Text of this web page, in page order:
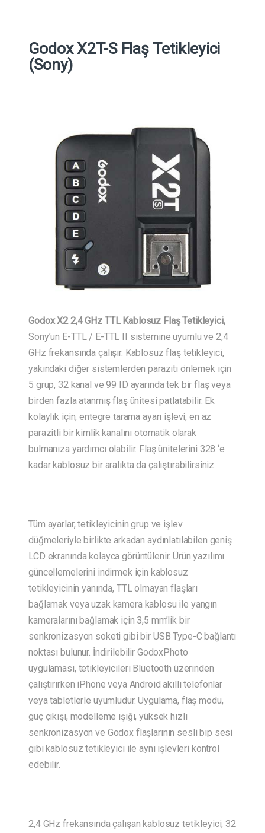
Godox X2T-S Flaş Tetikleyici
(Sony)
Godox X2 2,4 GHz TTL Kablosuz Flaş Tetikleyici,
Sony’un E-TTL / E-TTL II sistemine uyumlu ve 2,4
GHz frekansında çalışır. Kablosuz flaş tetikleyici,
yakındaki diğer sistemlerden paraziti önlemek için
5 grup, 32 kanal ve 99 ID ayarında tek bir flaş veya
birden fazla atanmış flaş ünitesi patlatabilir. Ek
kolaylık için, entegre tarama ayarı işlevi, en az
parazitli bir kimlik kanalını otomatik olarak
bulmanıza yardımcı olabilir. Flaş ünitelerini 328 ‘e
kadar kablosuz bir aralıkta da çalıştırabilirsiniz.
Tüm ayarlar, tetikleyicinin grup ve işlev
düğmeleriyle birlikte arkadan aydınlatılabilen geniş
LCD ekranında kolayca görüntülenir. Ürün yazılımı
güncellemelerini indirmek için kablosuz
tetikleyicinin yanında, TTL olmayan flaşları
bağlamak veya uzak kamera kablosu ile yangın
kameralarını bağlamak için 3,5 mm’lik bir
senkronizasyon soketi gibi bir USB Type-C bağlantı
noktası bulunur. İndirilebilir GodoxPhoto
uygulaması, tetikleyicileri Bluetooth üzerinden
çalıştırırken iPhone veya Android akıllı telefonlar
veya tabletlerle uyumludur. Uygulama, flaş modu,
güç çıkışı, modelleme ışığı, yüksek hızlı
senkronizasyon ve Godox flaşlarının sesli bip sesi
gibi kablosuz tetikleyici ile aynı işlevleri kontrol
edebilir.
2,4 GHz frekansında çalışan kablosuz tetikleyici, 32